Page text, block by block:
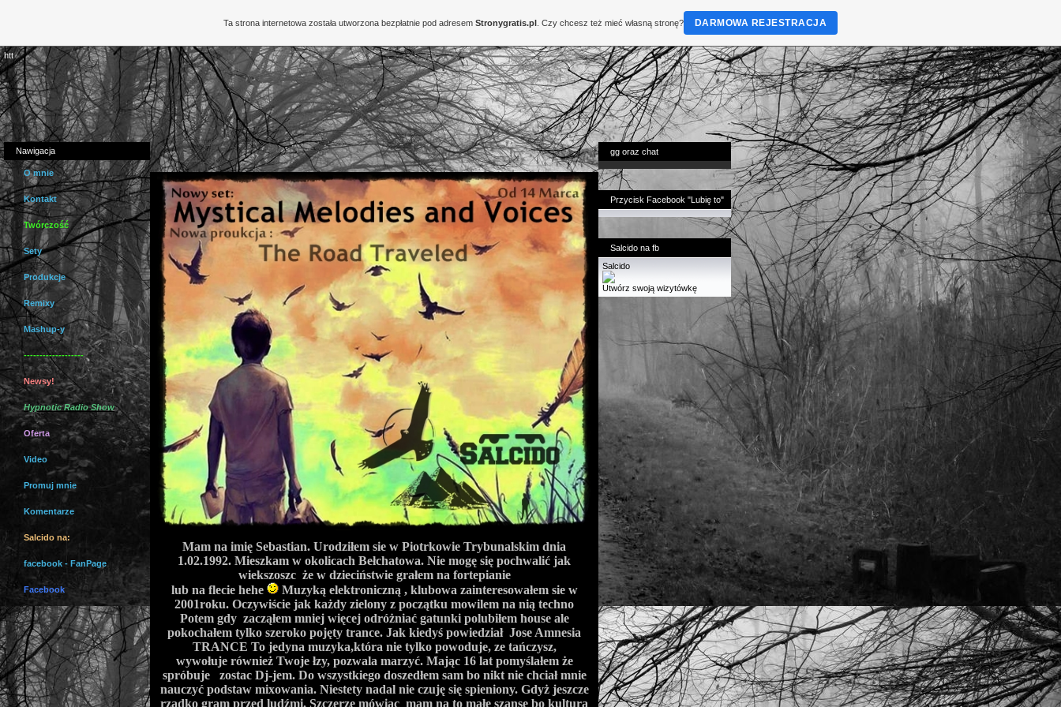
htt
Nawigacja
O mnie
Kontakt
Twórczość
Sety
Produkcje
Remixy
Mashup-y
-------------------
Newsy!
Hypnotic Radio Show
Oferta
Video
Promuj mnie
Komentarze
Salcido na:
facebook - FanPage
Facebook
Mam na imię Sebastian. Urodziłem sie w Piotrkowie Trybunalskim dnia
1.02.1992. Mieszkam w okolicach Bełchatowa. Nie mogę się pochwalić jak
wiekszoszc że w dzieciństwie grałem na fortepianie
lub na flecie hehe
Muzyką elektroniczną , klubowa zainteresowałem sie w
2001roku. Oczywiście jak każdy zielony z początku mowilem na nią techno
Potem gdy zacząłem mniej więcej odróżniać gatunki polubiłem house ale
pokochałem tylko szeroko pojęty trance. Jak kiedyś powiedział Jose Amnesia
TRANCE To jedyna muzyka,która nie tylko powoduje, ze tańczysz,
wywołuje również Twoje łzy, pozwala marzyć. Mając 16 lat pomyślałem że
spróbuje zostac Dj-jem. Do wszystkiego doszedłem sam bo nikt nie chciał mnie
nauczyć podstaw mixowania. Niestety nadal nie czuję się spieniony. Gdyż jeszcze
rzadko gram przed ludźmi. Szczerze mówiąc mam na to małe szanse bo kultura
gg oraz chat
Przycisk Facebook "Lubię to"
Salcido na fb
Salcido
Utwórz swoją wizytówkę
Ta strona internetowa została utworzona bezpłatnie pod adresem Stronygratis.pl. Czy chcesz też mieć własną stronę? DARMOWA REJESTRACJA